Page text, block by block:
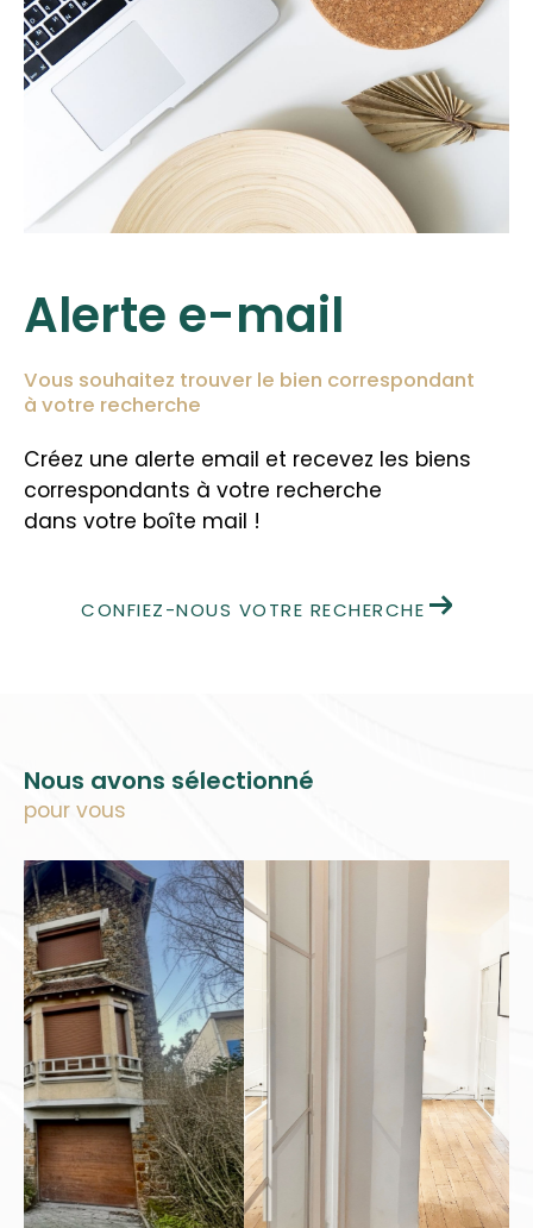
Alerte e-mail
Vous souhaitez trouver le bien correspondant
à votre recherche
Créez une alerte email et recevez les biens
correspondants à votre recherche
dans votre boîte mail !
CONFIEZ-NOUS VOTRE RECHERCHE
Nous avons sélectionné
pour vous